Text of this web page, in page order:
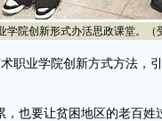
院创新形式办活思政课堂。（
职业学院创新方式方法，
也要让贫困地区的老百姓